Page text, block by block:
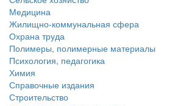
Медицина
Жилищно-коммунальная сфера
Охрана труда
Полимеры, полимерные материалы
Психология, педагогика
Химия
Справочные издания
Строительство